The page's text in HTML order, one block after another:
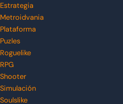
Estrategia
Metroidvania
Plataforma
Puzles
Roguelike
RPG
Shooter
Simulación
Soulslike